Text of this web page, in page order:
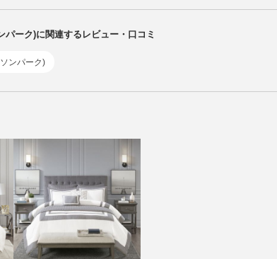
パーク)に関連するレビュー・口コミ
ンパーク)